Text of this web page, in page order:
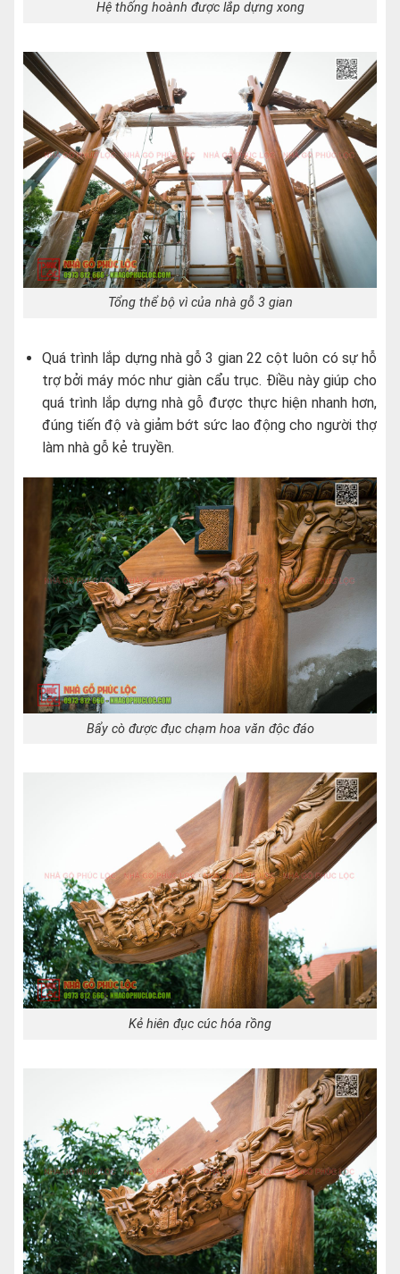
Hệ thống hoành được lắp dựng xong
Tổng thể bộ vì của nhà gỗ 3 gian
Quá trình lắp dựng nhà gỗ 3 gian 22 cột luôn có sự hỗ
trợ bởi máy móc như giàn cẩu trục. Điều này giúp cho
quá trình lắp dựng nhà gỗ được thực hiện nhanh hơn,
đúng tiến độ và giảm bớt sức lao động cho người thợ
làm nhà gỗ kẻ truyền.
Bẩy cò được đục chạm hoa văn độc đáo
Kẻ hiên đục cúc hóa rồng